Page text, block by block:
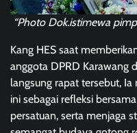
“Photo Dok.istimewa
Kang HES saat
anggota DPRD Karawang
langsung rapat tersebut,
ini sebagai refleksi
persatuan, serta menjaga